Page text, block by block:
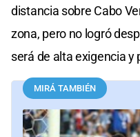
distancia sobre Cabo
zona, pero no logró
será de alta exigencia
MIRÁ TAMBIÉN